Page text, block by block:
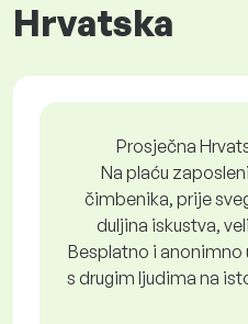
Hrvatska
Prosječna
Na plaću
čimbenika, prije
duljina iskustva,
Besplatno i anonimno
s drugim ljudima na